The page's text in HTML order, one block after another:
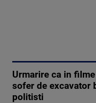
Urmarire ca in
sofer de excavator
politisti